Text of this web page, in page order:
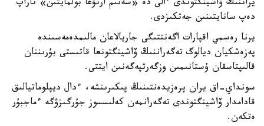
يراننىڭ ۆاشينگتوندى ءالى دە «سەنىم ارتۋعا بولمايتىن» تاراپ
دەپ سانايتىنىن جەتكىزدى.
يرنا رەسمي اقپارات اگەنتتىگى جاريالاعان مالىمدەمەسىندە
پەزەشكيان ديالوگ تەگەراننىڭ ۆاشينگتونعا قاتىستى بۇرىننان
قالىپتاسقان ۇستانىمىن وزگەرتپەگەنىن ايتتى.
سونداي-اق يران پرەزيدەنتىنىڭ پىكىرىنشە، ءدال ديپلوماتيالىق
قادامدار ۆاشينگتوندى تەگەرانمەن كەلىسسوز جۇرگىزۋگە ءماجبۇر
ەتكەن.